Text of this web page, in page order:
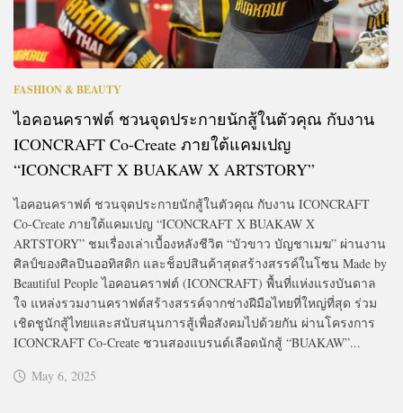
FASHION & BEAUTY
ไอคอนคราฟต์ ชวนจุดประกายนักสู้ในตัวคุณ กับงาน
ICONCRAFT Co-Create ภายใต้แคมเปญ
“ICONCRAFT X BUAKAW X ARTSTORY”
ไอคอนคราฟต์ ชวนจุดประกายนักสู้ในตัวคุณ กับงาน ICONCRAFT
Co-Create ภายใต้แคมเปญ “ICONCRAFT X BUAKAW X
ARTSTORY” ชมเรื่องเล่าเบื้องหลังชีวิต “บัวขาว บัญชาเมฆ” ผ่านงาน
ศิลป์ของศิลปินออทิสติก และช็อปสินค้าสุดสร้างสรรค์ในโซน Made by
Beautiful People ไอคอนคราฟต์ (ICONCRAFT) พื้นที่แห่งแรงบันดาล
ใจ แหล่งรวมงานคราฟต์สร้างสรรค์จากช่างฝีมือไทยที่ใหญ่ที่สุด ร่วม
เชิดชูนักสู้ไทยและสนับสนุนการสู้เพื่อสังคมไปด้วยกัน ผ่านโครงการ
ICONCRAFT Co-Create ชวนสองแบรนด์เลือดนักสู้ “BUAKAW”...
May 6, 2025